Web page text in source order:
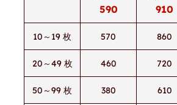
590 910
10～19 枚 570 860
20～49 枚 460 720
50～99 枚 380 610